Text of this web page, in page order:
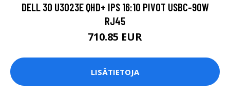
DELL 30 U3023E QHD+ IPS 16:10 PIVOT USBC-90W
RJ45
710.85 EUR
LISÄTIETOJA